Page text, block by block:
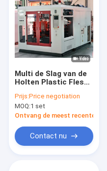
Multi de Slag van de
Holten Plastic Fles
Prijs:Price negotiation
MOQ:1 set
Ontvang de meest recente Prijs
Contact nu